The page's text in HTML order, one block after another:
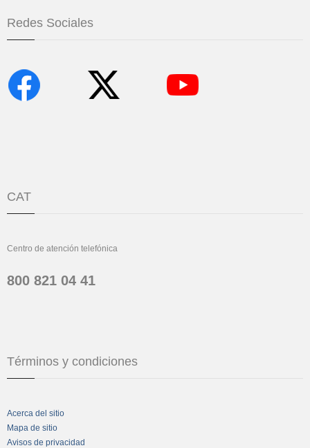
Redes Sociales
CAT
Centro de atención telefónica
800 821 04 41
Términos y condiciones
Acerca del sitio
Mapa de sitio
Avisos de privacidad